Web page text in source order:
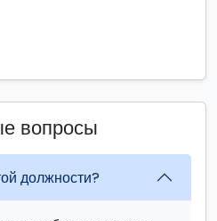
вопросы
должности?